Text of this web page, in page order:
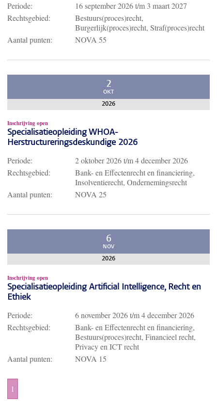
Periode: 16 september 2026t/m 3 maart 2027
Rechtsgebied:
Bestuurs(proces)recht,
Burgerlijk(proces)recht, Straf(proces)recht
Aantal punten:
NOVA 55
2
OKT
2026
Inschrijving open
Specialisatieopleiding WHOA-
Herstructureringsdeskundige 2026
Periode: 2 oktober 2026t/m4 december 2026
Rechtsgebied:
Bank- en Effectenrecht en financiering,
Insolventierecht, Ondernemingsrecht
Aantal punten:
NOVA 25
6
NOV
2026
Inschrijving open
Specialisatieopleiding Artificial Intelligence, Recht en
Ethiek
Periode: 6 november 2026t/m4 december 2026
Rechtsgebied:
Bank- en Effectenrecht en financiering,
Bestuurs(proces)recht, Financieel recht,
Privacy en ICT recht
Aantal punten:
NOVA 15
1